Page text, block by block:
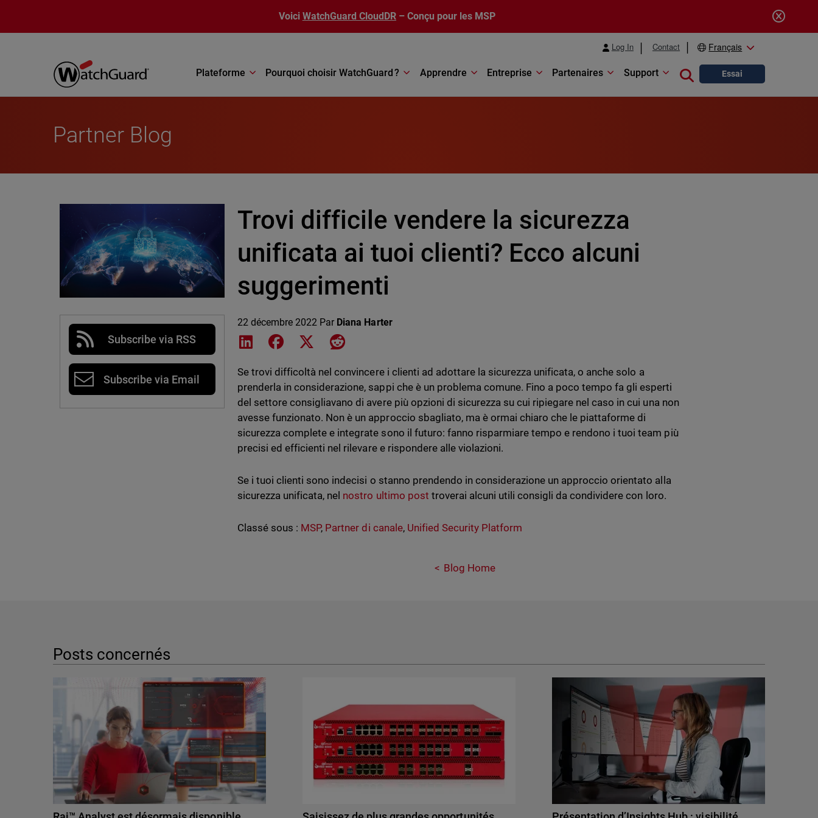
Voici WatchGuard CloudDR – Conçu pour les MSP
Log In Contact Français
Plateforme Pourquoi choisir WatchGuard ? Apprendre Entreprise Partenaires Support Close search
Essai
Partner Blog
Subscribe via RSS
Subscribe via Email
Trovi difficile vendere la sicurezza
unificata ai tuoi clienti? Ecco alcuni
suggerimenti
22 décembre 2022 Par Diana Harter
Share on LinkedIn
Share on Facebook
Share on XShare on Reddit
Se trovi difficoltà nel convincere i clienti ad adottare la sicurezza unificata, o anche solo a
prenderla in considerazione, sappi che è un problema comune. Fino a poco tempo fa gli esperti
del settore consigliavano di avere più opzioni di sicurezza su cui ripiegare nel caso in cui una non
avesse funzionato. Non è un approccio sbagliato, ma è ormai chiaro che le piattaforme di
sicurezza complete e integrate sono il futuro: fanno risparmiare tempo e rendono i tuoi team più
precisi ed efficienti nel rilevare e rispondere alle violazioni.
Se i tuoi clienti sono indecisi o stanno prendendo in considerazione un approccio orientato alla
sicurezza unificata, nel nostro ultimo post troverai alcuni utili consigli da condividere con loro.
Classé sous : MSP, Partner di canale, Unified Security Platform
Blog Home
Posts concernés